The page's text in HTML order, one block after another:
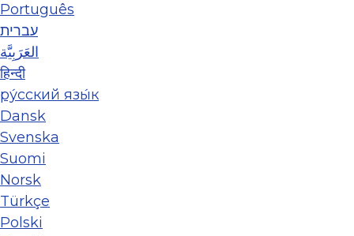
Português
עברית
العَرَبِيَّة
हिन्दी
ру́сский язы́к
Dansk
Svenska
Suomi
Norsk
Türkçe
Polski